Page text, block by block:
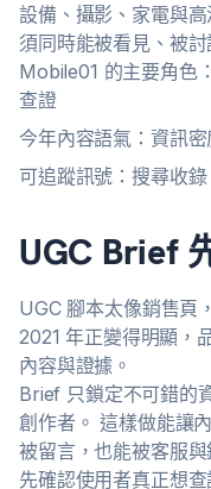
設備、攝影、家電與
須同時能被看見、被
Mobile01 的主要角色
查證
今年內容語氣：資訊
可追蹤訊號：搜尋收
UGC Brief
UGC 腳本太像銷售頁
2021 年正變得明顯，
內容與證據。
Brief 只鎖定不可錯的
創作者。 這樣做能讓
被留言，也能被客服與
先確認使用者真正想